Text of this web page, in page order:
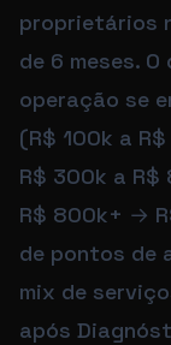
proprietários
de 6 meses.
operação se
(R$ 100k a
R$ 300k a
R$ 800k+ →
de pontos de
mix de
após